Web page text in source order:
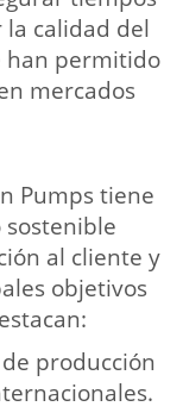
calidad del
han permitido
mercados
Pumps tiene
al cliente y
objetivos
producción